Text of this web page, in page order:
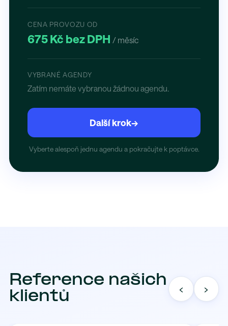
CENA PROVOZU OD
675 Kč bez DPH / měsíc
VYBRANÉ AGENDY
Zatím nemáte vybranou žádnou agendu.
Další krok→
Vyberte alespoň jednu agendu a pokračujte k poptávce.
Reference našich
klientů
‹ ›